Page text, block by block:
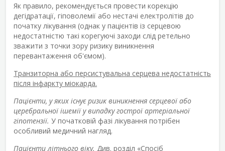
Як правило, рекомендується провести корекцію
дегідратації, гіповолемії або нестачі електролітів до
початку лікування (однак у пацієнтів із серцевою
недостатністю такі корегуючі заходи слід ретельно
зважити з точки зору ризику виникнення
перевантаження об'ємом).
Транзиторна або персистувальна серцева недостатність
після інфаркту міокарда.
Пацієнти, у яких існує ризик виникнення серцевої або
церебральної ішемії у випадку гострої артеріальної
гіпотензії. У початковій фазі лікування потрібен
особливий медичний нагляд.
Пацієнти літнього віку. Див. розділ «Спосіб